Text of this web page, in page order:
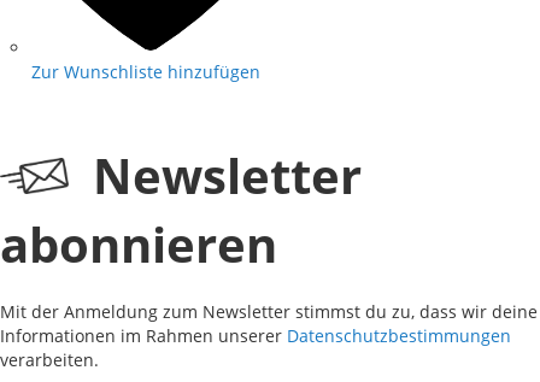
Zur Wunschliste hinzufügen
Newsletter
abonnieren
Mit der Anmeldung zum Newsletter stimmst du zu, dass wir deine
Informationen im Rahmen unserer Datenschutzbestimmungen
verarbeiten.